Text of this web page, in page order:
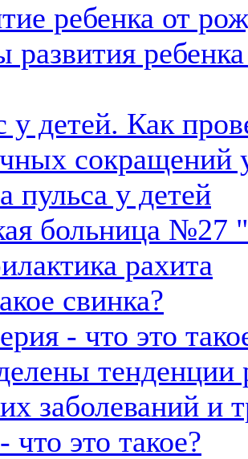
ребенка от
развития
у детей. Как
сокращений
пульса у детей
больница №27
рахита
свинка?
- что это
тенденции
заболеваний и
что это такое?